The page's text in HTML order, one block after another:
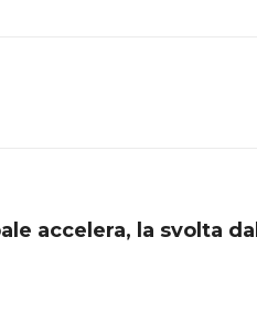
accelera, la svolta dal